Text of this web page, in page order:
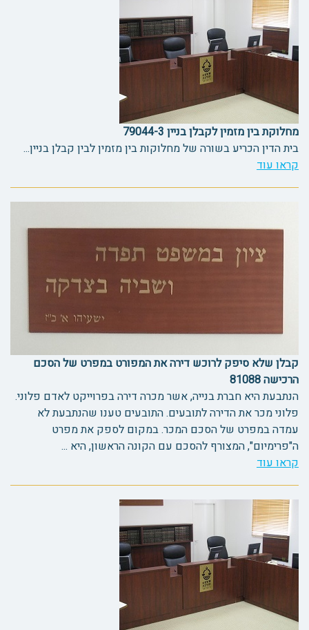
מחלוקת בין מזמין לקבלן בניין 79044-3
בית הדין הכריע בשורה של מחלוקות בין מזמין לבין קבלן בניין...
קראו עוד
קבלן שלא סיפק לרוכש דירה את המפורט במפרט של הסכם
הרכישה 81088
הנתבעת היא חברת בנייה, אשר מכרה דירה בפרוייקט לאדם פלוני.
פלוני מכר את הדירה לתובעים. התובעים טענו שהנתבעת לא
עמדה במפרט של הסכם המכר. במקום לספק את מפרט
ה"פרימיום", המצורף להסכם עם הקונה הראשון, היא ...
קראו עוד